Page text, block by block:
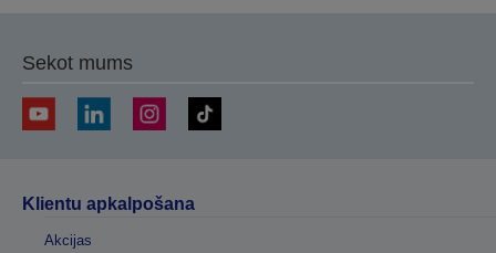
Sekot mums
Klientu apkalpošana
Akcijas